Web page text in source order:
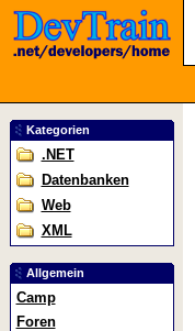
Kategorien
.NET
Datenbanken
Web
XML
Allgemein
Camp
Foren